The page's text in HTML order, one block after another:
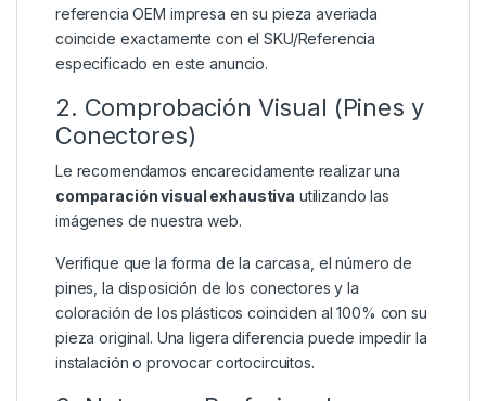
referencia OEM impresa en su pieza averiada
coincide exactamente con el SKU/Referencia
especificado en este anuncio.
2. Comprobación Visual (Pines y
Conectores)
Le recomendamos encarecidamente realizar una
comparación visual exhaustiva utilizando las
imágenes de nuestra web.
Verifique que la forma de la carcasa, el número de
pines, la disposición de los conectores y la
coloración de los plásticos coinciden al 100% con su
pieza original. Una ligera diferencia puede impedir la
instalación o provocar cortocircuitos.